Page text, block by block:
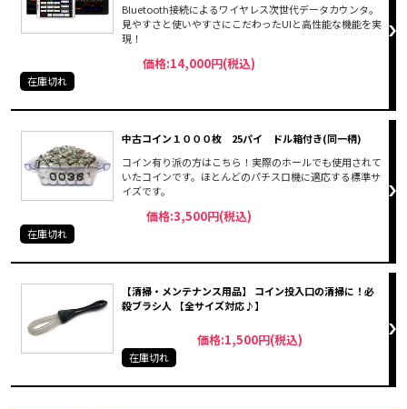
Bluetooth接続によるワイヤレス次世代データカウンタ。
見やすさと使いやすさにこだわったUIと高性能な機能を実
現！
価格:14,000円(税込)
在庫切れ
中古コイン１０００枚 25パイ ドル箱付き(同一柄)
コイン有り派の方はこちら！実際のホールでも使用されて
いたコインです。ほとんどのパチスロ機に適応する標準サ
イズです。
価格:3,500円(税込)
在庫切れ
【清掃・メンテナンス用品】 コイン投入口の清掃に！必
殺ブラシ人 【全サイズ対応♪】
価格:1,500円(税込)
在庫切れ